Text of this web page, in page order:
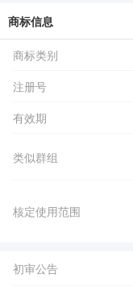
商标信息
商标类别
注册号
有效期
类似群组
核定使用范围
初审公告